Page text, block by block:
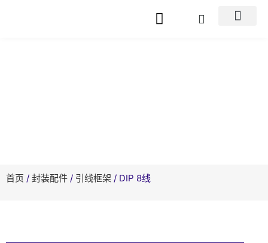
首页 / 封装配件 / 引线框架 / DIP 8线